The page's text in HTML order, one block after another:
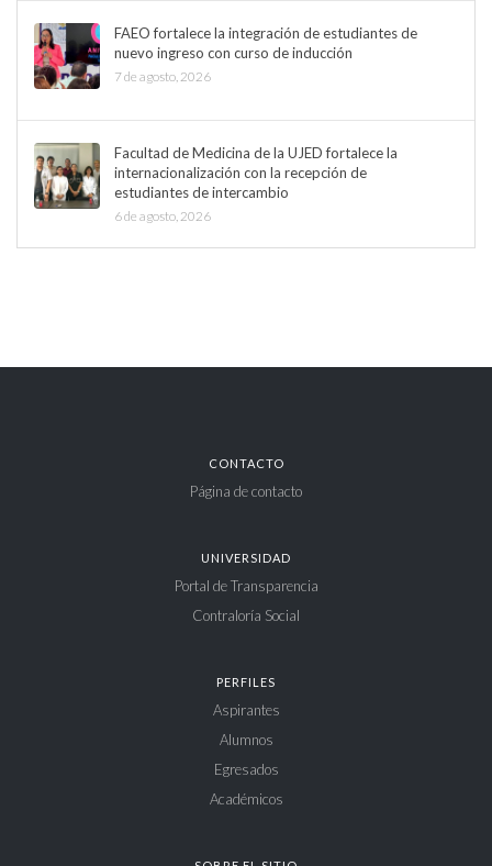
FAEO fortalece la integración de estudiantes de
nuevo ingreso con curso de inducción
7 de agosto, 2026
Facultad de Medicina de la UJED fortalece la
internacionalización con la recepción de
estudiantes de intercambio
6 de agosto, 2026
CONTACTO
Página de contacto
UNIVERSIDAD
Portal de Transparencia
Contraloría Social
PERFILES
Aspirantes
Alumnos
Egresados
Académicos